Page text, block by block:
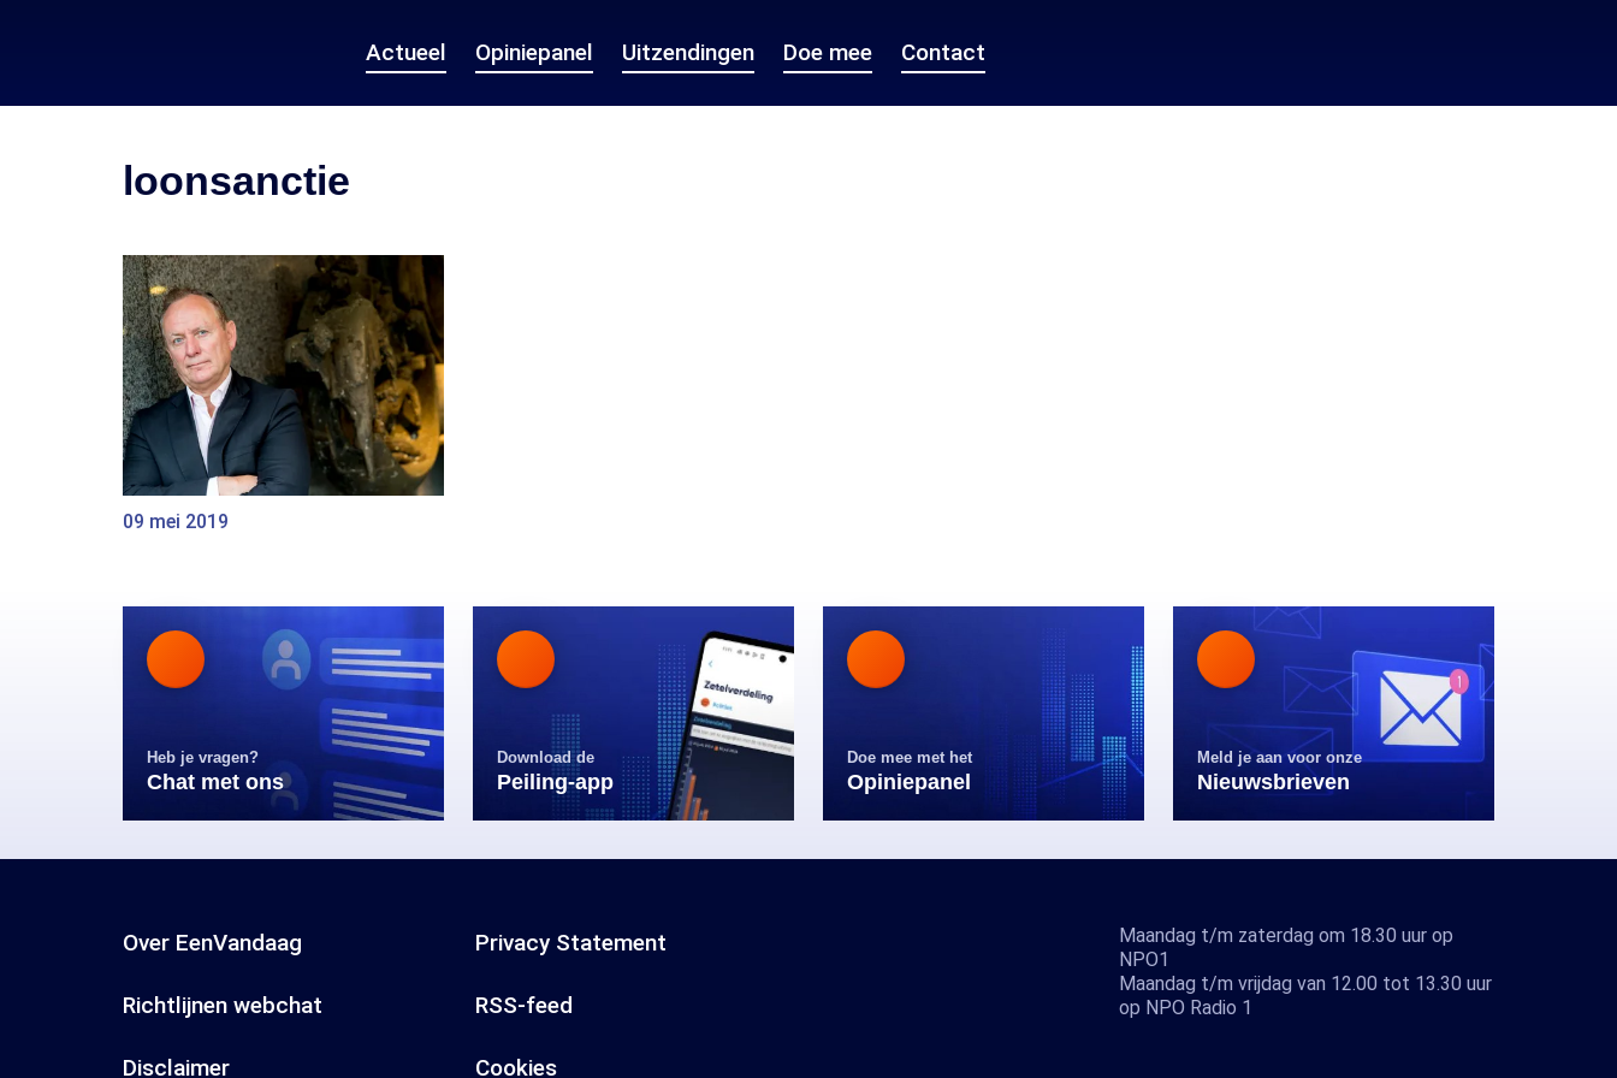
Actueel Opiniepanel Uitzendingen Doe mee Contact
loonsanctie
09 mei 2019
Heb je vragen?
Chat met ons
Download de
Peiling-app
Doe mee met het
Opiniepanel
Meld je aan voor onze
Nieuwsbrieven
Over EenVandaag Privacy Statement
Richtlijnen webchat RSS-feed
Disclaimer Cookies
Maandag t/m zaterdag om 18.30 uur op
NPO1
Maandag t/m vrijdag van 12.00 tot 13.30 uur
op NPO Radio 1